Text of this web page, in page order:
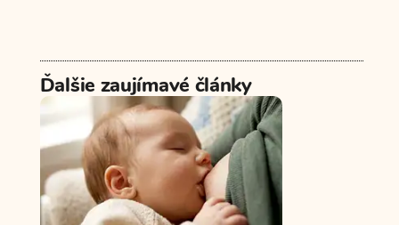
Ďalšie zaujímavé články